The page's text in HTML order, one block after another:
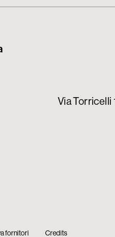
Via Torricelli
fornitori Credits